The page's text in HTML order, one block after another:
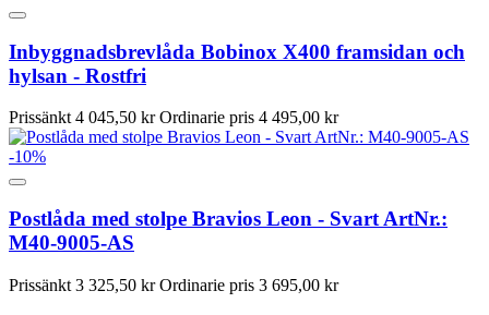
Inbyggnadsbrevlåda Bobinox X400 framsidan och
hylsan - Rostfri
Prissänkt 4 045,50 kr Ordinarie pris 4 495,00 kr
-10%
Postlåda med stolpe Bravios Leon - Svart ArtNr.:
M40-9005-AS
Prissänkt 3 325,50 kr Ordinarie pris 3 695,00 kr